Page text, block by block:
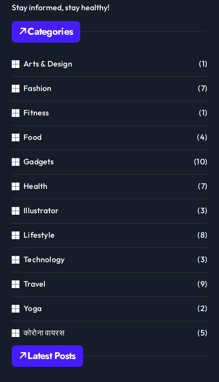
Stay informed, stay healthy!
Categories
Arts & Design (1)
Fashion (7)
Fitness (1)
Food (4)
Gadgets (10)
Health (7)
Illustrator (3)
Lifestyle (8)
Technology (3)
Travel (9)
Yoga (2)
कोरोना वायरस (5)
Latest Posts